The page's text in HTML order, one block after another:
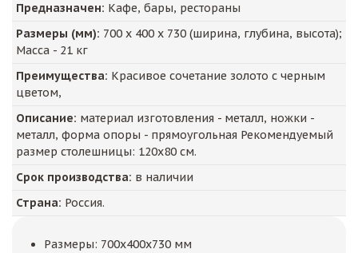
Предназначен: Кафе, бары, рестораны
Размеры (мм): 700 х 400 х 730 (ширина, глубина, высота);
Масса - 21 кг
Преимущества: Красивое сочетание золото с черным
цветом,
Описание: материал изготовления - металл, ножки -
металл, форма опоры - прямоугольная Рекомендуемый
размер столешницы: 120х80 см.
Срок производства: в наличии
Страна: Россия.
Размеры: 700x400x730 мм